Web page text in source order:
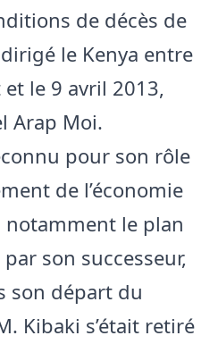
de décès de
le Kenya entre
le 9 avril 2013,
Arap Moi.
pour son rôle
de l’économie
notamment le plan
son successeur,
son départ du
Kibaki s’était retiré